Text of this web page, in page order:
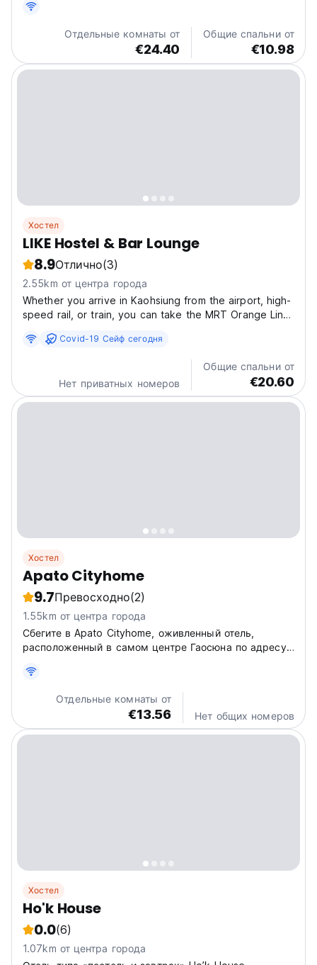
пешком всего за 3 минуты.
Отдельные комнаты от
€24.40
Общие спальни от
€10.98
Хостел
LIKE Hostel & Bar Lounge
8.9Отлично(3)
2.55km от центра города
Whether you arrive in Kaohsiung from the airport, high-
speed rail, or train, you can take the MRT Orange Line
from the exit and walk for 1 minute to get there. -The
entrance to LIKE Hostel is from the...
Covid-19 Сейф сегодня
Нет приватных номеров
Общие спальни от
€20.60
Хостел
Apato Cityhome
9.7Превосходно(2)
1.55km от центра города
Сбегите в Apato Cityhome, оживленный отель,
расположенный в самом центре Гаосюна по адресу
и современный отдых, где комфорт сочетается с
удобством. Представьте, что вы расслабляетесь в
нашей уютной атмосфере...
Отдельные комнаты от
€13.56 Нет общих номеров
Хостел
Ho'k House
0.0(6)
1.07km от центра города